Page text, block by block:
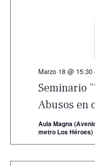
Seminario
Abusos en
Marzo 18 @ 15:30
Aula Magna
metro Los Héroes)